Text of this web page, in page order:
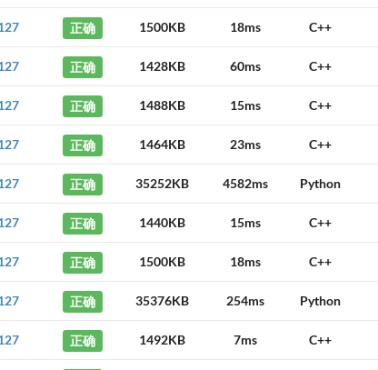
正确 1500KB 18ms C++
正确 1428KB 60ms C++
正确 1488KB 15ms C++
正确 1464KB 23ms C++
正确 35252KB 4582ms Python
正确 1440KB 15ms C++
正确 1500KB 18ms C++
正确 35376KB 254ms Python
正确 1492KB 7ms C++